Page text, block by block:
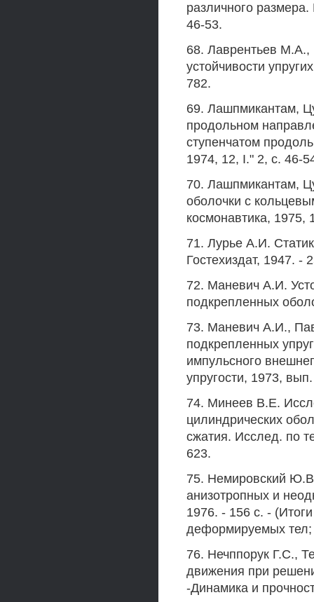
различного размера.
46-53.
68. Лаврентьев
устойчивости
782.
69. Лашпмикантам,
продольном
ступенчатом
1974, 12, I." 2, с. 46-
70. Лашпмикантам,
оболочки с
космонавтика, 1975,
71. Лурье А.И.
Гостехиздат, 1947. -
72. Маневич А.И.
подкрепленных
73. Маневич А.И.,
подкрепленных
импульсного
упругости, 1973,
74. Минеев В.Е.
цилиндрических
сжатия. Исслед. по
623.
75. Немировский Ю.В.
анизотропных и
1976. - 156 с. -
деформируемых тел;
76. Нечппорук Г.С.,
движения при
-Динамика и